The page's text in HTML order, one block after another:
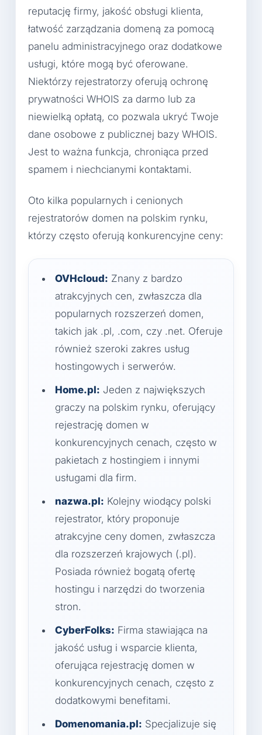
reputację firmy, jakość obsługi klienta,
łatwość zarządzania domeną za pomocą
panelu administracyjnego oraz dodatkowe
usługi, które mogą być oferowane.
Niektórzy rejestratorzy oferują ochronę
prywatności WHOIS za darmo lub za
niewielką opłatą, co pozwala ukryć Twoje
dane osobowe z publicznej bazy WHOIS.
Jest to ważna funkcja, chroniąca przed
spamem i niechcianymi kontaktami.
Oto kilka popularnych i cenionych
rejestratorów domen na polskim rynku,
którzy często oferują konkurencyjne ceny:
OVHcloud: Znany z bardzo
atrakcyjnych cen, zwłaszcza dla
popularnych rozszerzeń domen,
takich jak .pl, .com, czy .net. Oferuje
również szeroki zakres usług
hostingowych i serwerów.
Home.pl: Jeden z największych
graczy na polskim rynku, oferujący
rejestrację domen w
konkurencyjnych cenach, często w
pakietach z hostingiem i innymi
usługami dla firm.
nazwa.pl: Kolejny wiodący polski
rejestrator, który proponuje
atrakcyjne ceny domen, zwłaszcza
dla rozszerzeń krajowych (.pl).
Posiada również bogatą ofertę
hostingu i narzędzi do tworzenia
stron.
CyberFolks: Firma stawiająca na
jakość usług i wsparcie klienta,
oferująca rejestrację domen w
konkurencyjnych cenach, często z
dodatkowymi benefitami.
Domenomania.pl: Specjalizuje się